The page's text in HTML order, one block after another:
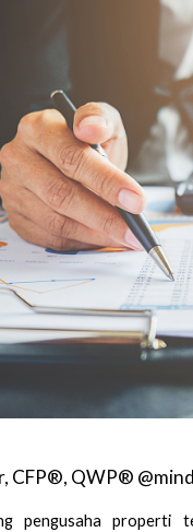
CFP®, QWP®
pengusaha properti